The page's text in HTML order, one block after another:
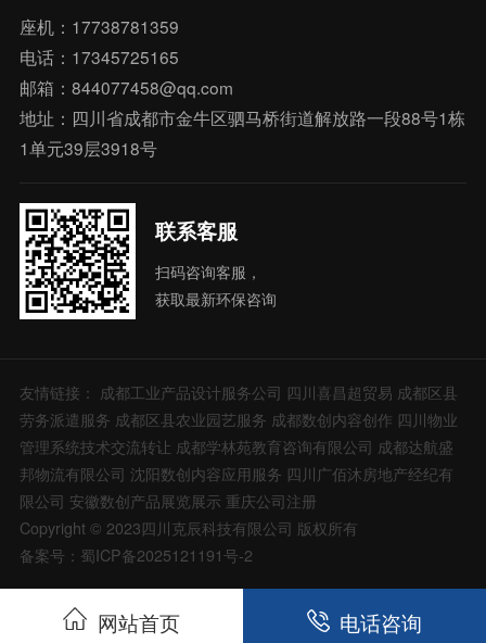
座机：17738781359
电话：17345725165
邮箱：844077458@qq.com
地址：四川省成都市金牛区驷马桥街道解放路一段88号1栋
1单元39层3918号
联系客服
扫码咨询客服，
获取最新环保咨询
友情链接： 成都工业产品设计服务公司 四川喜昌超贸易 成都区县
劳务派遣服务 成都区县农业园艺服务 成都数创内容创作 四川物业
管理系统技术交流转让 成都学林苑教育咨询有限公司 成都达航盛
邦物流有限公司 沈阳数创内容应用服务 四川广佰沐房地产经纪有
限公司 安徽数创产品展览展示 重庆公司注册
Copyright © 2023四川克辰科技有限公司 版权所有
备案号：蜀ICP备2025121191号-2
网站首页 电话咨询